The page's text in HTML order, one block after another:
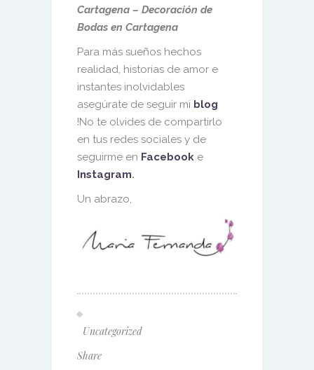
Cartagena – Decoración de
Bodas en Cartagena
Para más sueños hechos
realidad, historias de amor e
instantes inolvidables
asegúrate de seguir mi blog
!No te olvides de compartirlo
en tus redes sociales y de
seguirme en Facebook e
Instagram.
Un abrazo,
Uncategorized
Share